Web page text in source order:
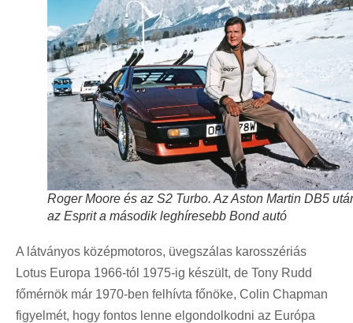
Roger Moore és az S2 Turbo. Az Aston Martin DB5
az Esprit a második leghíresebb Bond autó
A látványos középmotoros, üvegszálas karosszériás
Lotus Europa 1966-tól 1975-ig készült, de Tony Rudd
főmérnök már 1970-ben felhívta főnöke, Colin Chapman
figyelmét, hogy fontos lenne elgondolkodni az Európa